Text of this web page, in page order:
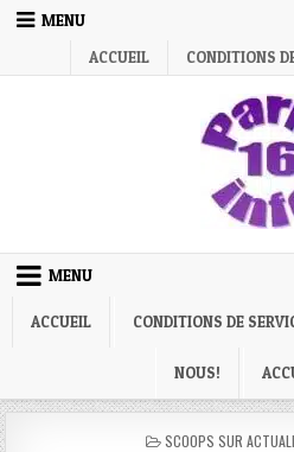
Skip
MENU
ACCUEIL
CONDITIONS
MENU
ACCUEIL CONDITIONS DE
NOUS!
POSTED
SCOOPS SUR